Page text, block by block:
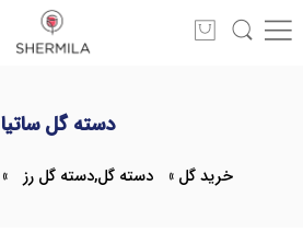
دسته گل ساتیا
خرید گل » دسته گل,دسته گل رز »